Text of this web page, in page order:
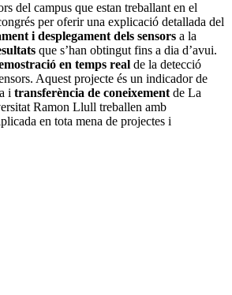
del campus que estan treballant en el
per oferir una explicació detallada del
i desplegament dels sensors a la
que s’han obtingut fins a dia d’avui.
en temps real de la detecció
Aquest projecte és un indicador de
i transferència de coneixement de La
Ramon Llull treballen amb
en tota mena de projectes i